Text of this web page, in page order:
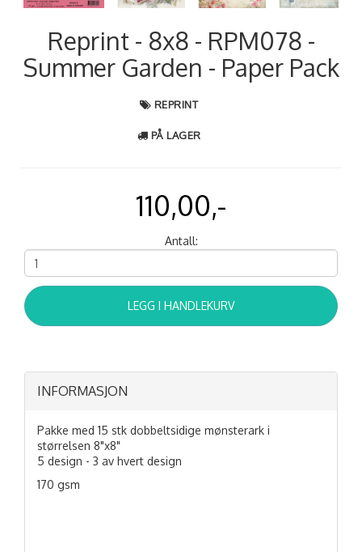
Reprint - 8x8 - RPM078 -
Summer Garden - Paper Pack
REPRINT
PÅ LAGER
110,00,-
Antall:
LEGG I HANDLEKURV
INFORMASJON
Pakke med 15 stk dobbeltsidige mønsterark i
størrelsen 8"x8"
5 design - 3 av hvert design
170 gsm